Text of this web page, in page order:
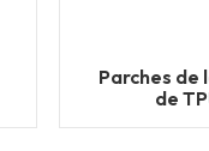
Parches
de